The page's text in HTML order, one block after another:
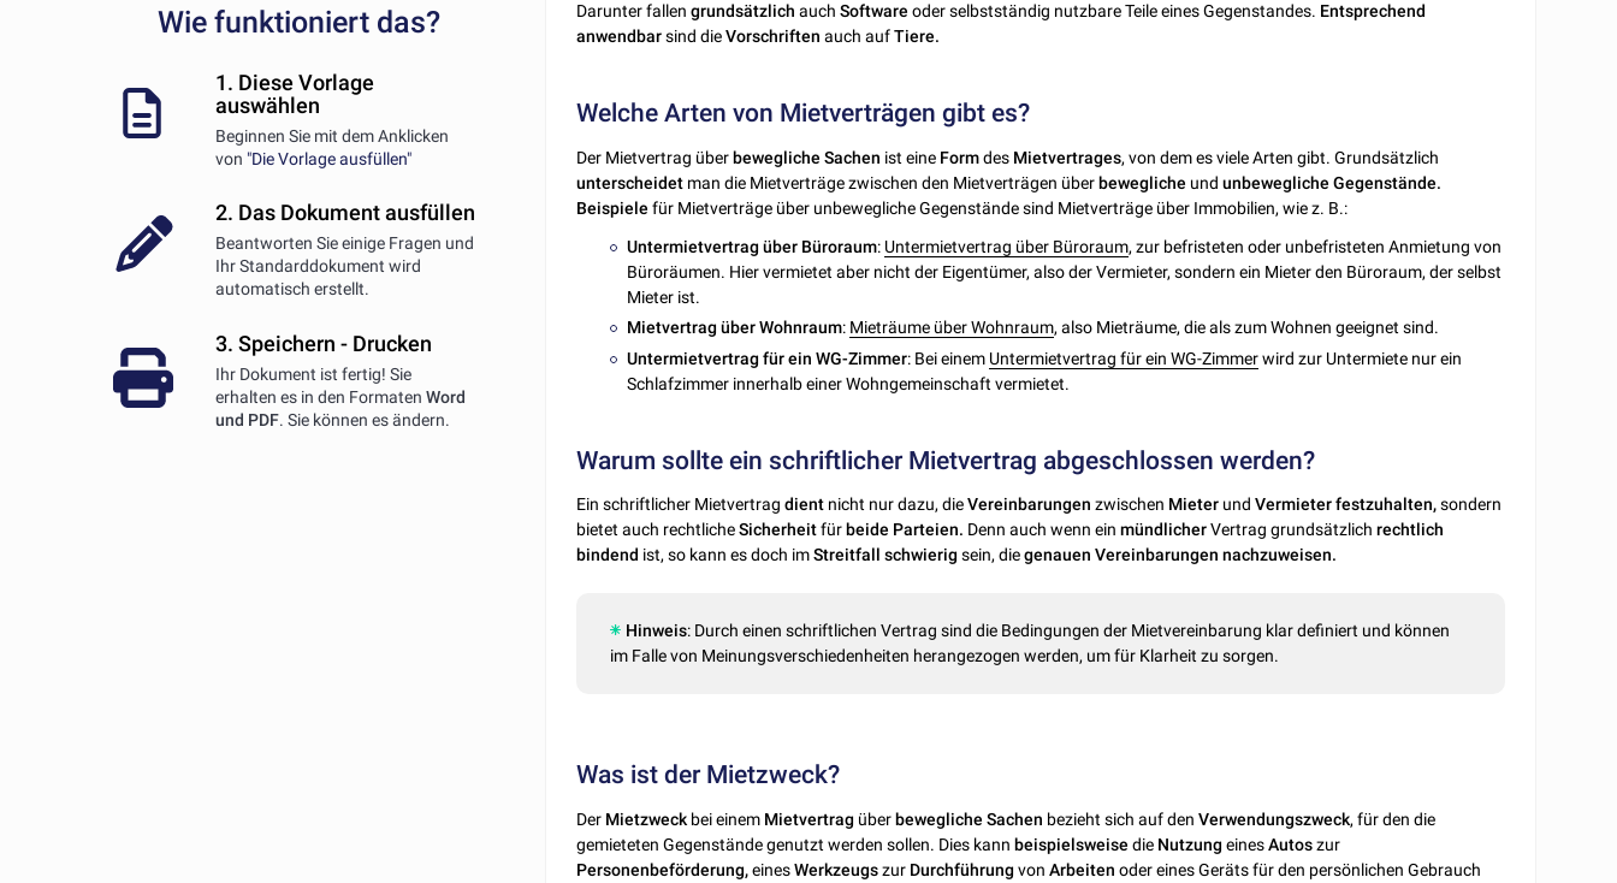
Wie funktioniert das?
1. Diese Vorlage
auswählen
Beginnen Sie mit dem Anklicken
von "Die Vorlage ausfüllen"
2. Das Dokument ausfüllen
Beantworten Sie einige Fragen und
Ihr Standarddokument wird
automatisch erstellt.
3. Speichern - Drucken
Ihr Dokument ist fertig! Sie
erhalten es in den Formaten Word
und PDF. Sie können es ändern.
Darunter fallengrundsätzlich auchSoftware oder selbstständig nutzbare Teile eines Gegenstandes. Entsprechend
anwendbarsind dieVorschriften auch aufTiere.
Welche Arten von Mietverträgen gibt es?
Der Mietvertrag über bewegliche Sachen ist eine Formdes Mietvertrages, von dem es viele Arten gibt. Grundsätzlich
unterscheidet man die Mietverträge zwischen den Mietverträgen über bewegliche undunbewegliche Gegenstände.
Beispiele für Mietverträge über unbewegliche Gegenstände sind Mietverträge über Immobilien, wie z. B.:
Untermietvertrag über Büroraum: Untermietvertrag über Büroraum, zur befristeten oder unbefristeten Anmietung von
Büroräumen. Hier vermietet aber nicht der Eigentümer, also der Vermieter, sondern ein Mieter den Büroraum, der selbst
Mieter ist.
Mietvertrag über Wohnraum: Mieträume über Wohnraum, also Mieträume, die als zum Wohnen geeignet sind.
Untermietvertrag für ein WG-Zimmer: Bei einem Untermietvertrag für ein WG-Zimmerwird zur Untermiete nur ein
Schlafzimmer innerhalb einer Wohngemeinschaft vermietet.
Warum sollte ein schriftlicher Mietvertrag abgeschlossen werden?
Ein schriftlicher Mietvertragdient nicht nur dazu, dieVereinbarungen zwischen Mieter undVermieter festzuhalten,sondern
bietet auch rechtlicheSicherheitfür beide Parteien. Denn auch wenn einmündlicherVertrag grundsätzlichrechtlich
bindend ist, so kann es doch imStreitfall schwierig sein, diegenauen Vereinbarungen nachzuweisen.
Hinweis: Durch einen schriftlichen Vertrag sind die Bedingungen der Mietvereinbarung klar definiert und können
im Falle von Meinungsverschiedenheiten herangezogen werden, um für Klarheit zu sorgen.
Was ist der Mietzweck?
Der Mietzweck bei einem Mietvertrag überbewegliche Sachen bezieht sich auf denVerwendungszweck, für den die
gemieteten Gegenstände genutzt werden sollen. Dies kannbeispielsweise die Nutzung einesAutoszur
Personenbeförderung,einesWerkzeugszur Durchführung vonArbeiten oder eines Geräts für den persönlichen Gebrauch